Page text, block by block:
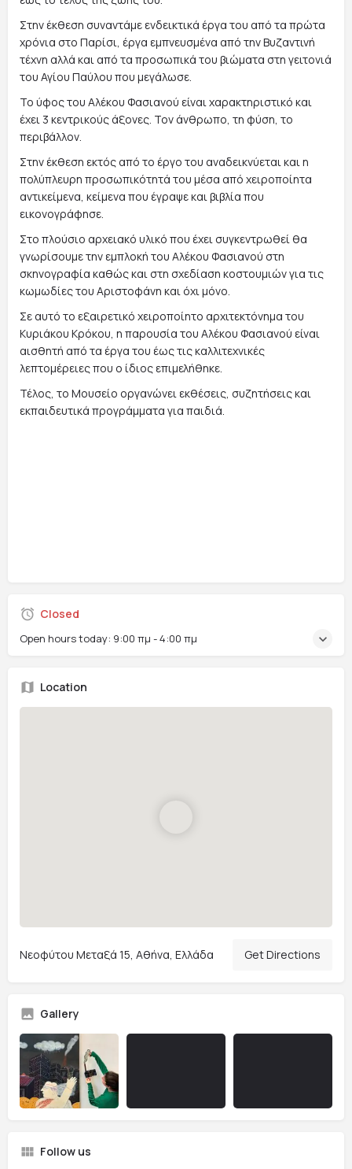
Στην έκθεση συναντάμε ενδεικτικά έργα του από τα πρώτα
χρόνια στο Παρίσι, έργα εμπνευσμένα από την Βυζαντινή
τέχνη αλλά και από τα προσωπικά του βιώματα στη γειτονιά
του Αγίου Παύλου που μεγάλωσε.
Το ύφος του Αλέκου Φασιανού είναι χαρακτηριστικό και
έχει 3 κεντρικούς άξονες. Τον άνθρωπο, τη φύση, το
περιβάλλον.
Στην έκθεση εκτός από το έργο του αναδεικνύεται και η
πολύπλευρη προσωπικότητά του μέσα από χειροποίητα
αντικείμενα, κείμενα που έγραψε και βιβλία που
εικονογράφησε.
Στο πλούσιο αρχειακό υλικό που έχει συγκεντρωθεί θα
γνωρίσουμε την εμπλοκή του Αλέκου Φασιανού στη
σκηνογραφία καθώς και στη σχεδίαση κοστουμιών για τις
κωμωδίες του Αριστοφάνη και όχι μόνο.
Σε αυτό το εξαιρετικό χειροποίητο αρχιτεκτόνημα του
Κυριάκου Κρόκου, η παρουσία του Αλέκου Φασιανού είναι
αισθητή από τα έργα του έως τις καλλιτεχνικές
λεπτομέρειες που ο ίδιος επιμελήθηκε.
Τέλος, το Μουσείο οργανώνει εκθέσεις, συζητήσεις και
εκπαιδευτικά προγράμματα για παιδιά.
Closed
Open hours today: 9:00 πμ - 4:00 πμ
Location
Νεοφύτου Μεταξά 15, Αθήνα, Ελλάδα Get Directions
Gallery
Follow us